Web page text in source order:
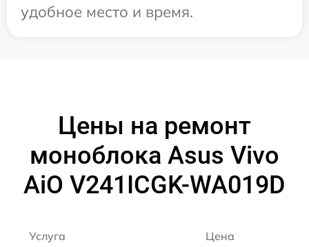
удобное место и время.
Цены на ремонт
моноблока Asus Vivo
AiO V241ICGK-WA019D
Услуга Цена